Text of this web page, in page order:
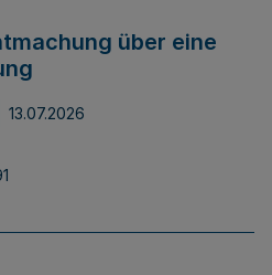
über eine
13.07.2026